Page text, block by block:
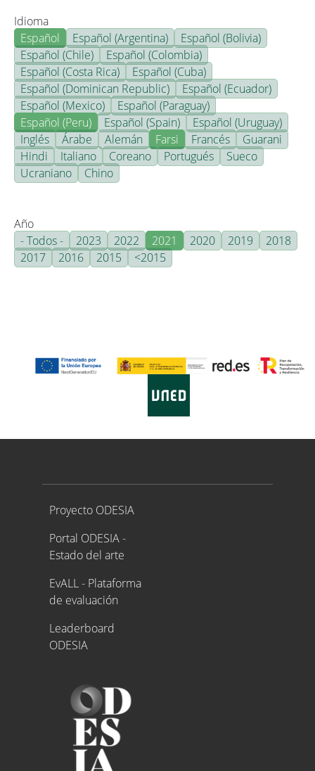
Idioma
Español
Español (Argentina)
Español (Bolivia)
Español (Chile)
Español (Colombia)
Español (Costa Rica)
Español (Cuba)
Español (Dominican Republic)
Español (Ecuador)
Español (Mexico)
Español (Paraguay)
Español (Peru)
Español (Spain)
Español (Uruguay)
Inglés
Árabe Alemán Farsi Francés
Guarani
Hindi
Italiano Coreano Portugués
Sueco
Ucraniano
Chino
Año
- Todos -
2023 2022 2021 2020 2019
2018
2017
2016 2015 <2015
Proyecto ODESIA
Proyecto ODESIA
Portal ODESIA -
Estado del arte
EvALL - Plataforma
de evaluación
Leaderboard
ODESIA